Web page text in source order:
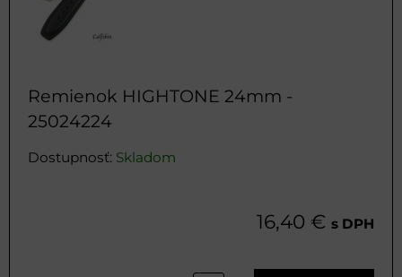
Remienok HIGHTONE 24mm -
25024224
Dostupnosť: Skladom
16,40 € s DPH